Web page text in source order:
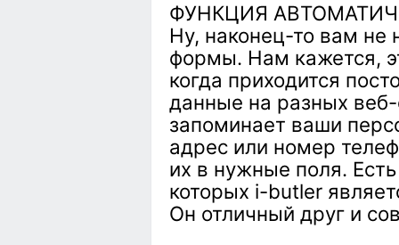
ФУНКЦИЯ
Ну, наконец-то вам не
формы. Нам кажется,
когда приходится
данные на разных
запоминает ваши
адрес или номер
их в нужные поля.
которых i-butler
Он отличный друг и